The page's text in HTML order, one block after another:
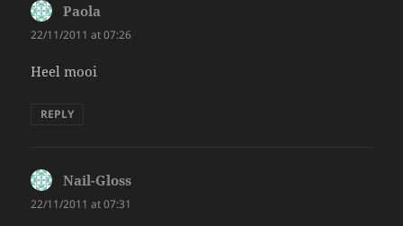
Paola
22/11/2011 at 07:26
Heel mooi
REPLY
Nail-Gloss
22/11/2011 at 07:31